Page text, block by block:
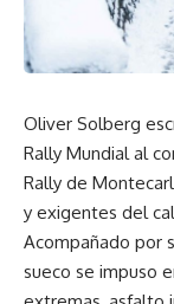
Oliver Solberg
Rally Mundial al
Rally de
y exigentes del
Acompañado por
sueco se impuso